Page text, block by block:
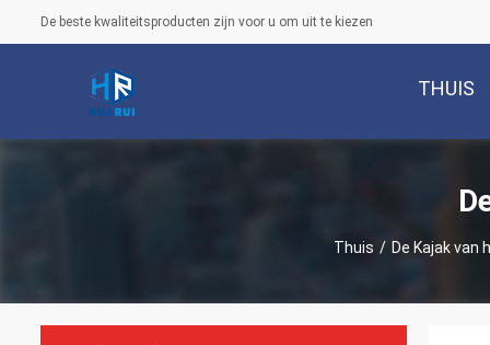
De beste kwaliteitsproducten zijn voor u om uit te kiezen
THUIS
Thuis / De Kajak van